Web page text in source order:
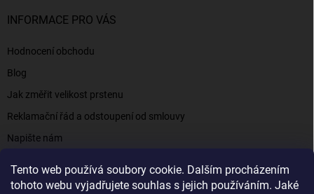
Tento web používá soubory cookie. Dalším procházením
tohoto webu vyjadřujete souhlas s jejich používáním. Jaké
INFORMACE PRO VÁS
Hodnocení obchodu
Blog
Jak změřit velikost prstenu
Reklamační řád a odstoupení od smlouvy
Napište nám